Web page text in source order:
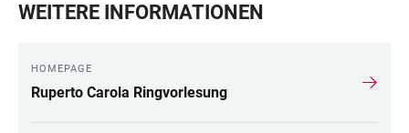
WEITERE INFORMATIONEN
HOMEPAGE
Ruperto Carola Ringvorlesung